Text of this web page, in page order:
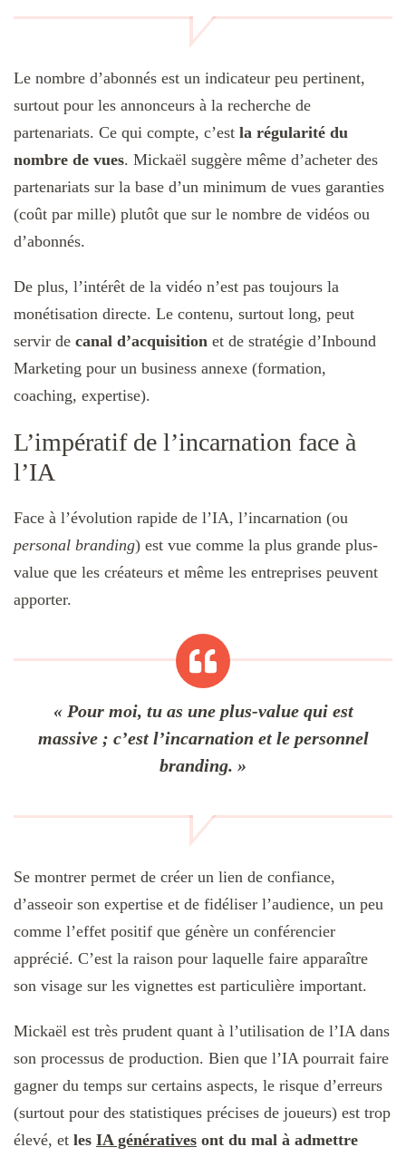
Le nombre d’abonnés est un indicateur peu pertinent,
surtout pour les annonceurs à la recherche de
partenariats. Ce qui compte, c’est la régularité du
nombre de vues. Mickaël suggère même d’acheter des
partenariats sur la base d’un minimum de vues garanties
(coût par mille) plutôt que sur le nombre de vidéos ou
d’abonnés.
De plus, l’intérêt de la vidéo n’est pas toujours la
monétisation directe. Le contenu, surtout long, peut
servir de canal d’acquisition et de stratégie d’Inbound
Marketing pour un business annexe (formation,
coaching, expertise).
L’impératif de l’incarnation face à
l’IA
Face à l’évolution rapide de l’IA, l’incarnation (ou
personal branding) est vue comme la plus grande plus-
value que les créateurs et même les entreprises peuvent
apporter.
« Pour moi, tu as une plus-value qui est
massive ; c’est l’incarnation et le personnel
branding. »
Se montrer permet de créer un lien de confiance,
d’asseoir son expertise et de fidéliser l’audience, un peu
comme l’effet positif que génère un conférencier
apprécié. C’est la raison pour laquelle faire apparaître
son visage sur les vignettes est particulière important.
Mickaël est très prudent quant à l’utilisation de l’IA dans
son processus de production. Bien que l’IA pourrait faire
gagner du temps sur certains aspects, le risque d’erreurs
(surtout pour des statistiques précises de joueurs) est trop
élevé, et les IA génératives ont du mal à admettre